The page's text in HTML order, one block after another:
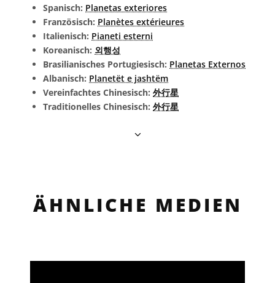
Spanisch: Planetas exteriores
Französisch: Planètes extérieures
Italienisch: Pianeti esterni
Koreanisch: 외행성
Brasilianisches Portugiesisch: Planetas Externos
Albanisch: Planetët e jashtëm
Vereinfachtes Chinesisch: 外行星
Traditionelles Chinesisch: 外行星
ÄHNLICHE MEDIEN